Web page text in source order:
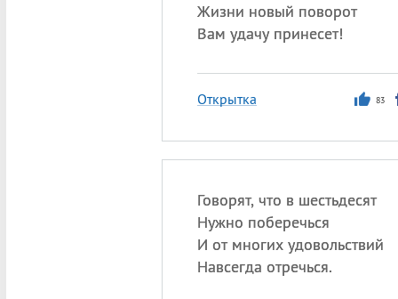
Жизни новый поворот
Вам удачу принесет!
Открытка 83
Говорят, что в шестьдесят
Нужно поберечься
И от многих удовольствий
Навсегда отречься.